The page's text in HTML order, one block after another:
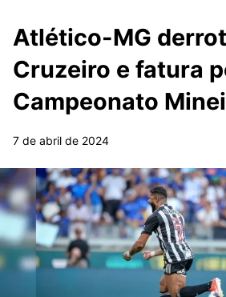
Atlético-MG
Cruzeiro e fatura
Campeonato
7 de abril de 2024